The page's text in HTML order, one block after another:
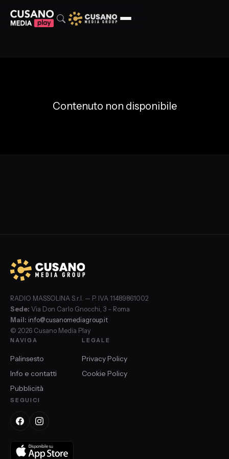
Contenuto non disponibile
RADIO MASSOLINA S.r.l. — P. IVA 11489861002
Sede: Via Don Carlo Gnocchi, 3 – Roma
Mail: info@cusanomediagroup.it
© 2026 Cusano Media Play
NAVIGA
Palinsesto
Info e contatti
Pubblicità
LEGALE
Privacy Policy
Cookie Policy
SEGUICI